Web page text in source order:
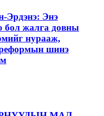
Эрдэнэ: Энэ
бол жалга довны
нурааж,
шинэ